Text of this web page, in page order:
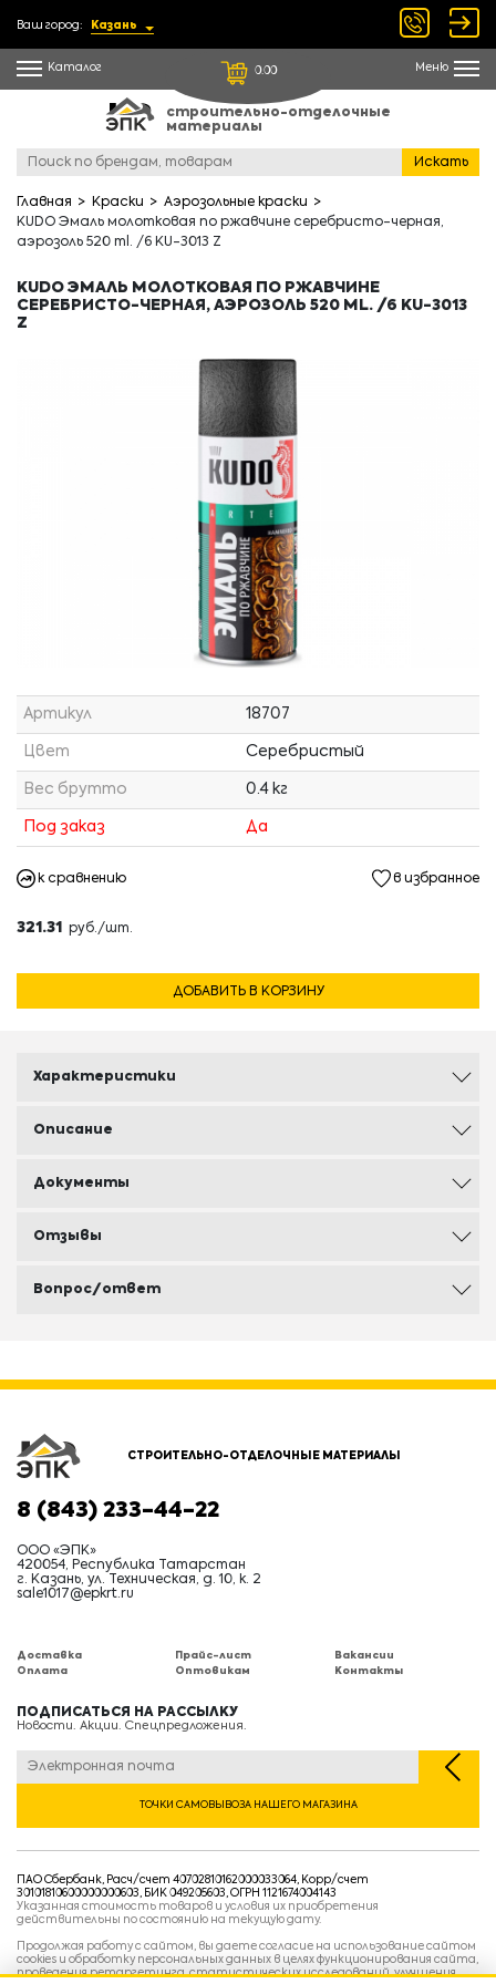
Ваш город: Казань
Каталог 0.00 Меню
строительно-отделочные
материалы
Искать
Главная Краски
Аэрозольные краски
KUDO Эмаль молотковая по ржавчине серебристо-черная,
аэрозоль 520 ml. /6 KU-3013 Z
KUDO ЭМАЛЬ МОЛОТКОВАЯ ПО РЖАВЧИНЕ
СЕРЕБРИСТО-ЧЕРНАЯ, АЭРОЗОЛЬ 520 ML. /6 KU-3013
Z
Артикул 18707
Цвет Серебристый
Вес брутто 0.4 кг
Под заказ Да
к сравнению в избранное
321.31 руб./шт.
ДОБАВИТЬ В КОРЗИНУ
Характеристики
Описание
Документы
Отзывы
Вопрос/ответ
СТРОИТЕЛЬНО-ОТДЕЛОЧНЫЕ МАТЕРИАЛЫ
8 (843) 233-44-22
ООО «ЭПК»
420054, Республика Татарстан
г. Казань, ул. Техническая, д. 10, к. 2
sale1017@epkrt.ru
Доставка
Оплата
Прайс-лист
Оптовикам
Вакансии
Контакты
ПОДПИСАТЬСЯ НА РАССЫЛКУ
Новости. Акции. Спецпредложения.
ТОЧКИ САМОВЫВОЗА НАШЕГО МАГАЗИНА
ПАО Сбербанк, Расч/счет 40702810162000033064, Корр/счет
30101810600000000603, БИК 049205603, ОГРН 1121674004143
Указанная стоимость товаров и условия их приобретения
действительны по состоянию на текущую дату.
Продолжая работу с сайтом, вы даете согласие на использование сайтом
cookies и обработку персональных данных в целях функционирования сайта,
проведения ретаргетинга, статистических исследований, улучшения